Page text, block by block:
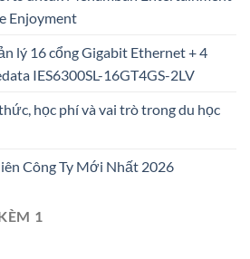
Enjoyment
lý 16 cổng Gigabit Ethernet + 4
IES6300SL-16GT4GS-2LV
học phí và vai trò trong du học
Công Ty Mới Nhất 2026
1